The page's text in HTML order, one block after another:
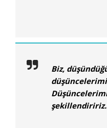
Biz,
şekillendiririz.